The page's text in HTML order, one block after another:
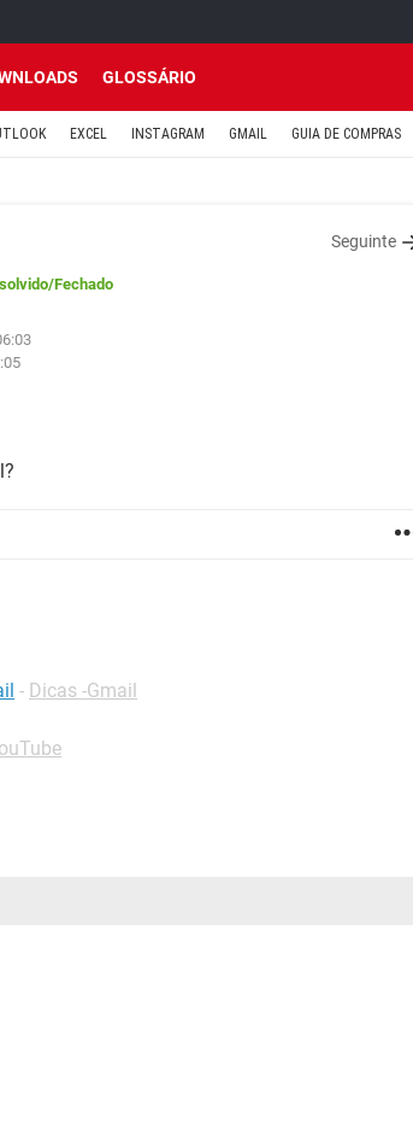
GLOSSÁRIO
EXCEL INSTAGRAM GMAIL GUIA DE COMPRAS
Seguinte
/Fechado
- Dicas -Gmail